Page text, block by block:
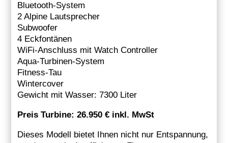
Bluetooth-System
2 Alpine Lautsprecher
Subwoofer
4 Eckfontänen
WiFi-Anschluss mit Watch Controller
Aqua-Turbinen-System
Fitness-Tau
Wintercover
Gewicht mit Wasser: 7300 Liter
Preis Turbine: 26.950 € inkl. MwSt
Dieses Modell bietet Ihnen nicht nur Entspannung,